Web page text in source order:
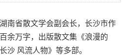
南省散文学会副会长，长沙市作
余万字，出版散文集《浪漫的
沙 风流人物》等多部。